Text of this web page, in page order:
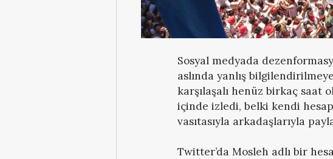
Sosyal medyada
aslında yanlış
karşılaşalı henüz birkaç
içinde izledi, belki kendi
vasıtasıyla arkadaşlarıyla
Twitter’da Mosleh adlı bir